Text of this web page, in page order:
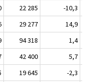
22 285
-10,3
29 277
14,9
94 318
1,4
42 400
5,7
19 645 -2,3